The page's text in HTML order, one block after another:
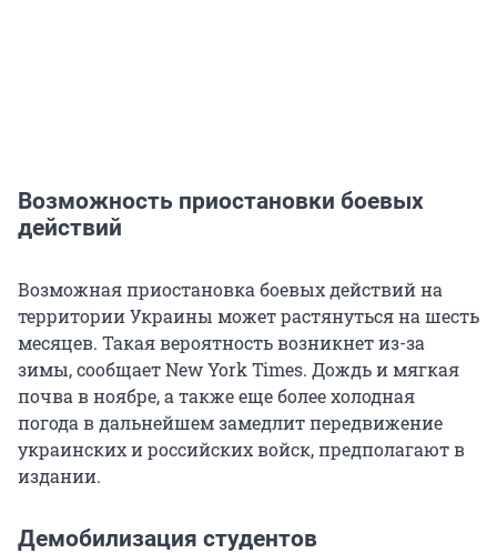
Возможность приостановки боевых
действий
Возможная приостановка боевых действий на
территории Украины может растянуться на шесть
месяцев. Такая вероятность возникнет из-за
зимы, сообщает New York Times. Дождь и мягкая
почва в ноябре, а также еще более холодная
погода в дальнейшем замедлит передвижение
украинских и российских войск, предполагают в
издании.
Демобилизация студентов